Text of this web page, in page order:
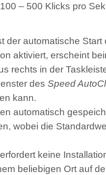
– 500 Klicks pro
der automatische Start
aktiviert, erscheint
rechts in der
des Speed
kann.
automatisch
wobei die
keine
beliebigen Ort auf